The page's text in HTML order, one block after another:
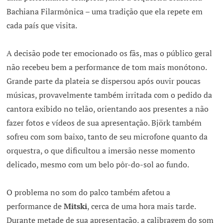
Bachiana Filarmônica – uma tradição que ela repete em
cada país que visita.
A decisão pode ter emocionado os fãs, mas o público geral
não recebeu bem a performance de tom mais monótono.
Grande parte da plateia se dispersou após ouvir poucas
músicas, provavelmente também irritada com o pedido da
cantora exibido no telão, orientando aos presentes a não
fazer fotos e vídeos de sua apresentação. Björk também
sofreu com som baixo, tanto de seu microfone quanto da
orquestra, o que dificultou a imersão nesse momento
delicado, mesmo com um belo pôr-do-sol ao fundo.
O problema no som do palco também afetou a
performance deMitski, cerca de uma hora mais tarde.
Durante metade de sua apresentação, a calibragem do som